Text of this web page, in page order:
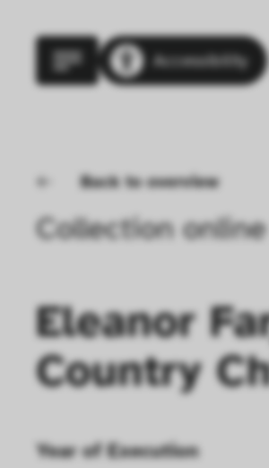
Accessibility
Back to overview
Collection online
Eleanor
Country
Year of Execution